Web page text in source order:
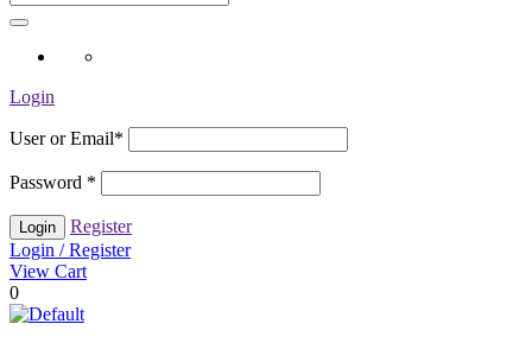
Login
User or Email*
Password *
Register
Login / Register
View Cart
0